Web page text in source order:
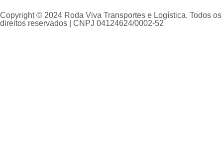
Copyright © 2024 Roda Viva Transportes e Logística. Todos os
direitos reservados | CNPJ 04124624/0002-52